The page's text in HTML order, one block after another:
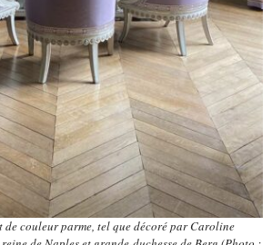
de couleur parme, tel que décoré par Caroline